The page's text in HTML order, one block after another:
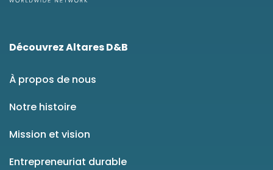
Découvrez Altares D&B
À propos de nous
Notre histoire
Mission et vision
Entrepreneuriat durable